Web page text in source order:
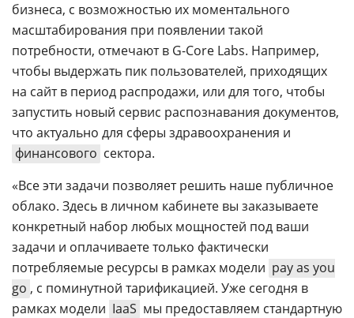
бизнеса, с возможностью их моментального
масштабирования при появлении такой
потребности, отмечают в G-Core Labs. Например,
чтобы выдержать пик пользователей, приходящих
на сайт в период распродажи, или для того, чтобы
запустить новый сервис распознавания документов,
что актуально для сферы здравоохранения и
финансового сектора.
«Все эти задачи позволяет решить наше публичное
облако. Здесь в личном кабинете вы заказываете
конкретный набор любых мощностей под ваши
задачи и оплачиваете только фактически
потребляемые ресурсы в рамках модели pay as you
go , с поминутной тарификацией. Уже сегодня в
рамках модели IaaS мы предоставляем стандартную